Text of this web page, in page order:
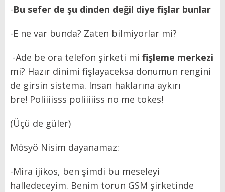
-Bu sefer de şu dinden değil diye fişlar bunlar
-E ne var bunda? Zaten bilmiyorlar mi?
-Ade be ora telefon şirketi mi fişleme merkezi
mi? Hazır dinimi fişlayaceksa donumun rengini
de girsin sistema. Insan haklarına aykırı
bre! Poliiiisss poliiiiiss no me tokes!
(Üçü de güler)
Mösyö Nisim dayanamaz:
-Mira ijikos, ben şimdi bu meseleyi
halledeceyim. Benim torun GSM şirketinde